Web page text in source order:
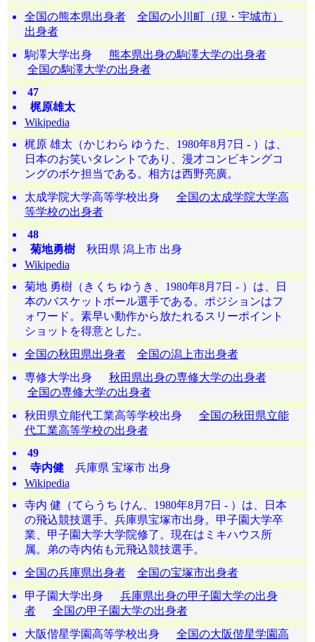
全国の熊本県出身者
全国の小川町（現・宇城市）
出身者
駒澤大学出身 熊本県出身の駒澤大学の出身者
全国の駒澤大学の出身者
47
梶原雄太
Wikipedia
梶原 雄太（かじわら ゆうた、1980年8月7日 - ）は、
日本のお笑いタレントであり、漫才コンビキングコ
ングのボケ担当である。相方は西野亮廣。
太成学院大学高等学校出身 全国の太成学院大学高
等学校の出身者
48
菊地勇樹秋田県 潟上市 出身
Wikipedia
菊地 勇樹（きくち ゆうき、1980年8月7日 - ）は、日
本のバスケットボール選手である。ポジションはフ
ォワード。素早い動作から放たれるスリーポイント
ショットを得意とした。
全国の秋田県出身者
全国の潟上市出身者
専修大学出身 秋田県出身の専修大学の出身者
全国の専修大学の出身者
秋田県立能代工業高等学校出身 全国の秋田県立能
代工業高等学校の出身者
49
寺内健兵庫県 宝塚市 出身
Wikipedia
寺内 健（てらうち けん、1980年8月7日 - ）は、日本
の飛込競技選手。兵庫県宝塚市出身。甲子園大学卒
業、甲子園大学大学院修了。現在はミキハウス所
属。弟の寺内佑も元飛込競技選手。
全国の兵庫県出身者
全国の宝塚市出身者
甲子園大学出身 兵庫県出身の甲子園大学の出身
者
全国の甲子園大学の出身者
大阪偕星学園高等学校出身 全国の大阪偕星学園高